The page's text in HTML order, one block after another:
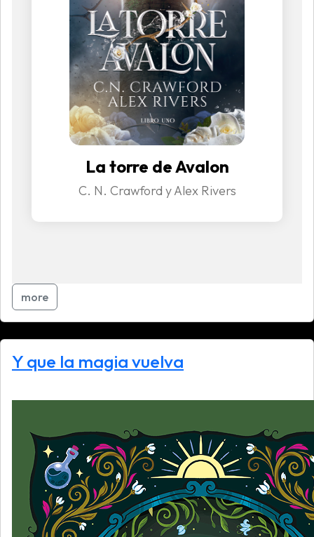
La torre de Avalon
C. N. Crawford y Alex Rivers
more
Y que la magia vuelva